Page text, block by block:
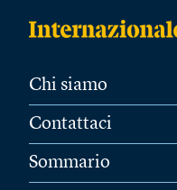
Chi siamo
Contattaci
Sommario